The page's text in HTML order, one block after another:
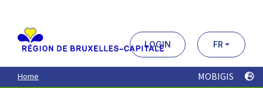
contenu
principal
LOGIN FR
Home MOBIGIS